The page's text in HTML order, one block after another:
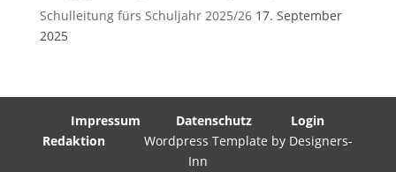
Schulleitung fürs Schuljahr 2025/26 17. September
2025
Impressum Datenschutz
Login
Redaktion Wordpress Template by Designers-
Inn